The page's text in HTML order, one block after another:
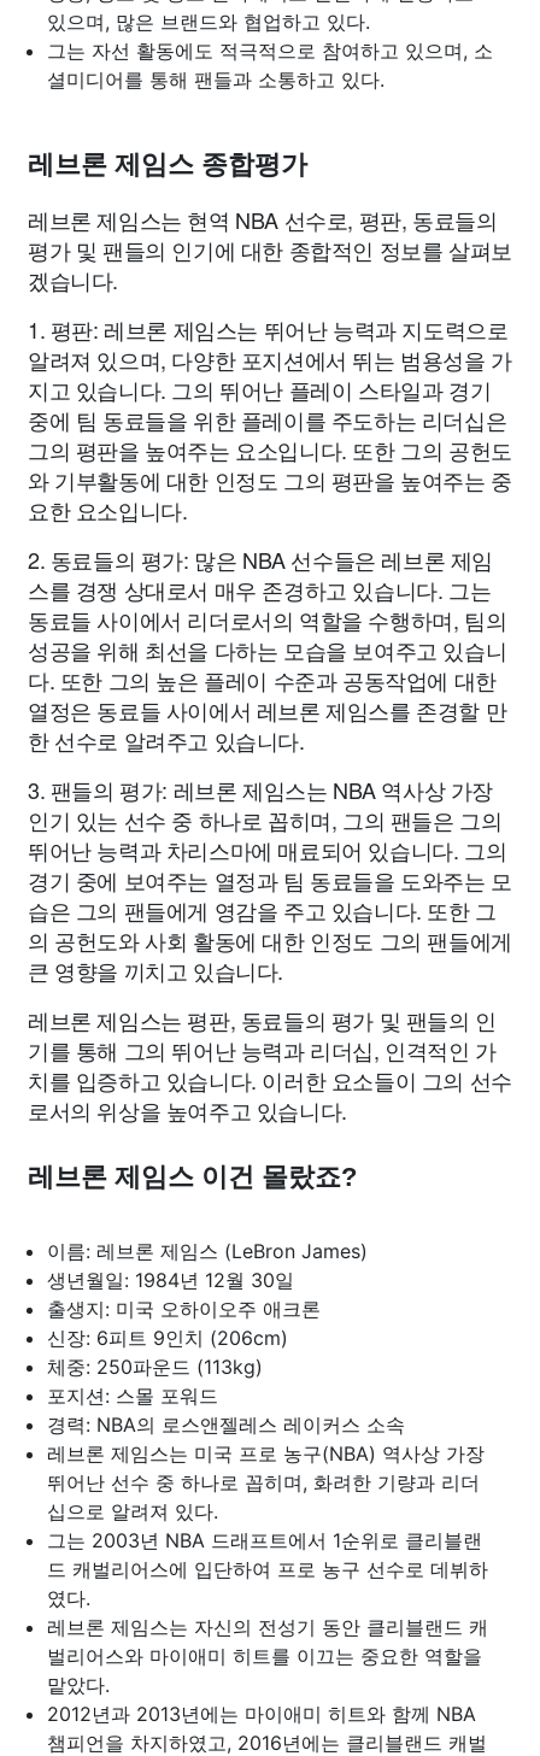
있으며, 많은 브랜드와 협업하고 있다.
그는 자선 활동에도 적극적으로 참여하고 있으며, 소
셜미디어를 통해 팬들과 소통하고 있다.
레브론 제임스 종합평가
레브론 제임스는 현역 NBA 선수로, 평판, 동료들의
평가 및 팬들의 인기에 대한 종합적인 정보를 살펴보
겠습니다.
1. 평판: 레브론 제임스는 뛰어난 능력과 지도력으로
알려져 있으며, 다양한 포지션에서 뛰는 범용성을 가
지고 있습니다. 그의 뛰어난 플레이 스타일과 경기
중에 팀 동료들을 위한 플레이를 주도하는 리더십은
그의 평판을 높여주는 요소입니다. 또한 그의 공헌도
와 기부활동에 대한 인정도 그의 평판을 높여주는 중
요한 요소입니다.
2. 동료들의 평가: 많은 NBA 선수들은 레브론 제임
스를 경쟁 상대로서 매우 존경하고 있습니다. 그는
동료들 사이에서 리더로서의 역할을 수행하며, 팀의
성공을 위해 최선을 다하는 모습을 보여주고 있습니
다. 또한 그의 높은 플레이 수준과 공동작업에 대한
열정은 동료들 사이에서 레브론 제임스를 존경할 만
한 선수로 알려주고 있습니다.
3. 팬들의 평가: 레브론 제임스는 NBA 역사상 가장
인기 있는 선수 중 하나로 꼽히며, 그의 팬들은 그의
뛰어난 능력과 차리스마에 매료되어 있습니다. 그의
경기 중에 보여주는 열정과 팀 동료들을 도와주는 모
습은 그의 팬들에게 영감을 주고 있습니다. 또한 그
의 공헌도와 사회 활동에 대한 인정도 그의 팬들에게
큰 영향을 끼치고 있습니다.
레브론 제임스는 평판, 동료들의 평가 및 팬들의 인
기를 통해 그의 뛰어난 능력과 리더십, 인격적인 가
치를 입증하고 있습니다. 이러한 요소들이 그의 선수
로서의 위상을 높여주고 있습니다.
레브론 제임스 이건 몰랐죠?
이름: 레브론 제임스 (LeBron James)
생년월일: 1984년 12월 30일
출생지: 미국 오하이오주 애크론
신장: 6피트 9인치 (206cm)
체중: 250파운드 (113kg)
포지션: 스몰 포워드
경력: NBA의 로스앤젤레스 레이커스 소속
레브론 제임스는 미국 프로 농구(NBA) 역사상 가장
뛰어난 선수 중 하나로 꼽히며, 화려한 기량과 리더
십으로 알려져 있다.
그는 2003년 NBA 드래프트에서 1순위로 클리블랜
드 캐벌리어스에 입단하여 프로 농구 선수로 데뷔하
였다.
레브론 제임스는 자신의 전성기 동안 클리블랜드 캐
벌리어스와 마이애미 히트를 이끄는 중요한 역할을
맡았다.
2012년과 2013년에는 마이애미 히트와 함께 NBA
챔피언을 차지하였고, 2016년에는 클리블랜드 캐벌